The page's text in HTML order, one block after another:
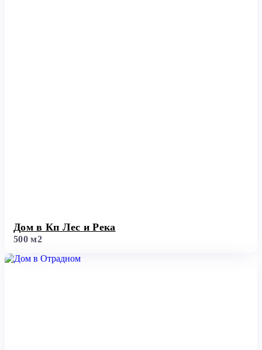
Дом в Кп Лес и Река
500 м2